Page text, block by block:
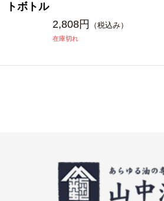
トボトル
2,808円
（税込み）
在庫切れ